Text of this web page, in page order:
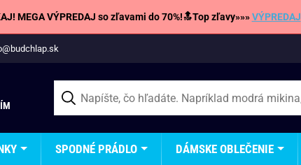
MEGA VÝPREDAJ so zľavami do 70%!🔝Top zľavy»»»VÝPREDAJ
SPODNÉ PRÁDLO DÁMSKE OBLEČENIE